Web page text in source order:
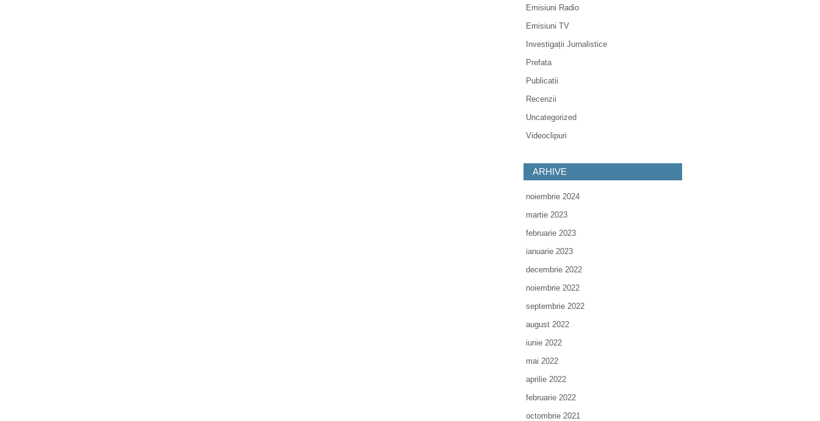
Emisiuni Radio
Emisiuni TV
Investigații Jurnalistice
Prefata
Publicatii
Recenzii
Uncategorized
Videoclipuri
ARHIVE
noiembrie 2024
martie 2023
februarie 2023
ianuarie 2023
decembrie 2022
noiembrie 2022
septembrie 2022
august 2022
iunie 2022
mai 2022
aprilie 2022
februarie 2022
octombrie 2021